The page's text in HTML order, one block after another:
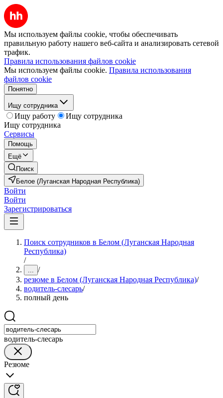
Мы используем файлы cookie, чтобы обеспечивать
правильную работу нашего веб-сайта и анализировать сетевой
трафик.
Правила использования файлов cookie
Мы используем файлы cookie. Правила использования
файлов cookie
Понятно
Ищу сотрудника
Ищу работу
Ищу сотрудника
Ищу сотрудника
Сервисы
Помощь
Ещё
Поиск
Белое (Луганская Народная Республика)
Войти
Войти
Зарегистрироваться
Поиск сотрудников в Белом (Луганская Народная
Республика)
/
... /
резюме в Белом (Луганская Народная Республика)/
водитель-слесарь/
полный день
водитель-слесарь
Резюме